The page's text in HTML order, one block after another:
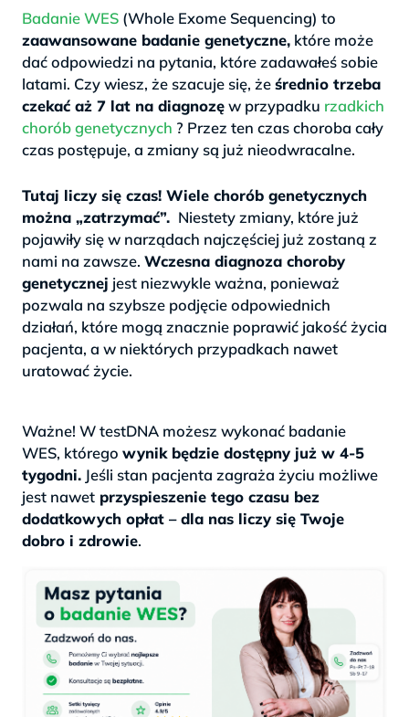
Badanie WES (Whole Exome Sequencing) to
zaawansowane badanie genetyczne, które może
dać odpowiedzi na pytania, które zadawałeś sobie
latami. Czy wiesz, że szacuje się, żeśrednio trzeba
czekać aż 7 lat na diagnozęw przypadku rzadkich
chorób genetycznych ? Przez ten czas choroba cały
czas postępuje, a zmiany są już nieodwracalne.
Tutaj liczy się czas! Wiele chorób genetycznych
można „zatrzymać”. Niestety zmiany, które już
pojawiły się w narządach najczęściej już zostaną z
nami na zawsze. Wczesna diagnoza choroby
genetycznej jest niezwykle ważna, ponieważ
pozwala na szybsze podjęcie odpowiednich
działań, które mogą znacznie poprawić jakość życia
pacjenta, a w niektórych przypadkach nawet
uratować życie.
Ważne! W testDNA możesz wykonać badanie
WES, którego wynik będzie dostępny już w 4-5
tygodni. Jeśli stan pacjenta zagraża życiu możliwe
jest nawet przyspieszenie tego czasu bez
dodatkowych opłat – dla nas liczy się Twoje
dobro i zdrowie.